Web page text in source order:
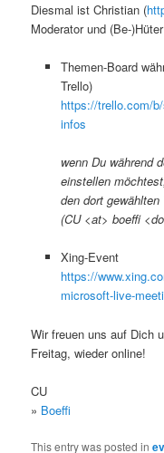
Diesmal ist Christian (
Moderator und (Be-
Themen-Board
Trello)
https://trello.com/
infos
wenn Du während
einstellen
den dort gewählten
(CU <at> boeffi
Xing-Event
https://
microsoft-live-
Wir freuen uns auf Dich
Freitag, wieder online!
CU
» Boeffi
This entry was posted in